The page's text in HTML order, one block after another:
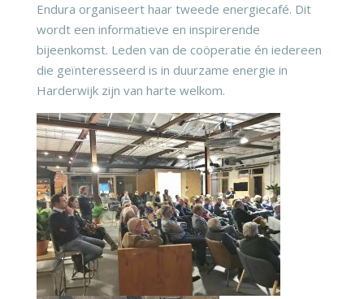
Endura organiseert haar tweede energiecafé. Dit
wordt een informatieve en inspirerende
bijeenkomst. Leden van de coöperatie én iedereen
die geïnteresseerd is in duurzame energie in
Harderwijk zijn van harte welkom.